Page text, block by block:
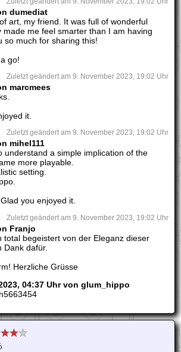
dumediat
art, my friend. It was full of wonderful
made me feel smarter than I am having
so much for sharing this!
go!
Zuletzt geändert am 9. November 2023, 19:02 Uhr
marcmees
it.
Zuletzt geändert am 9. November 2023, 19:02 Uhr
mihel111
understand a simple implication of the
more playable.
setting.
you enjoyed it.
Zuletzt geändert am 9. November 2023, 19:02 Uhr
Franjo
total begeistert von der Eleganz dieser
Dank dafür.
Herzliche Grüsse
04:37 Uhr von glum_hippo